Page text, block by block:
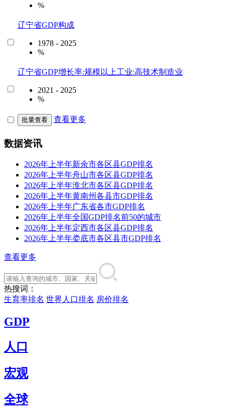
%
辽宁省GDP构成
1978 - 2025
%
辽宁省GDP增长率:规模以上工业:高技术制造业
2021 - 2025
%
批量查看 查看更多
数据资讯
2026年上半年新余市各区县GDP排名
2026年上半年舟山市各区县GDP排名
2026年上半年淮北市各区县GDP排名
2026年上半年黄南州各县市GDP排名
2026年上半年广东省各市GDP排名
2026年上半年全国GDP排名前50的城市
2026年上半年定西市各区县GDP排名
2026年上半年娄底市各区县市GDP排名
查看更多
热搜词：
生育率排名 世界人口排名 房价排名
GDP
人口
宏观
全球